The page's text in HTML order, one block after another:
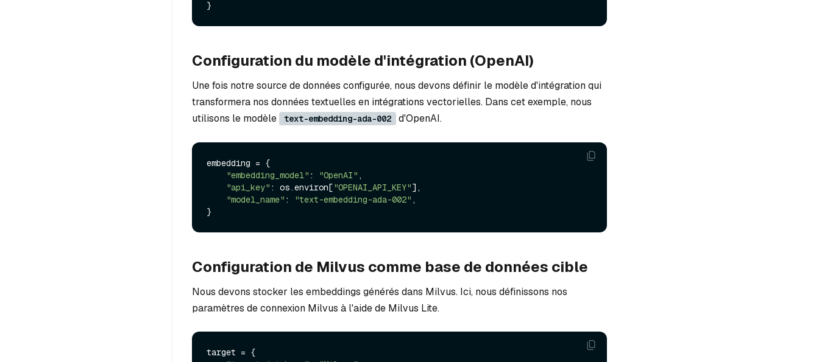
Configuration du modèle d'intégration (OpenAI)
Une fois notre source de données configurée, nous devons définir le modèle d'intégration qui
transformera nos données textuelles en intégrations vectorielles. Dans cet exemple, nous
utilisons le modèle
text-embedding-ada-002 d'OpenAI.
embedding = {
"embedding_model" : "OpenAI" ,
"api_key" : os.environ["OPENAI_API_KEY"],
"model_name" : "text-embedding-ada-002" ,
Configuration de Milvus comme base de données cible
Nous devons stocker les embeddings générés dans Milvus. Ici, nous définissons nos
paramètres de connexion Milvus à l'aide de Milvus Lite.
target = {